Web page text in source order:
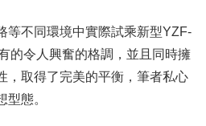
等不同環境中實際試乘新型YZF-
的令人興奮的格調，並且同時擁
，取得了完美的平衡，筆者私心
型態。